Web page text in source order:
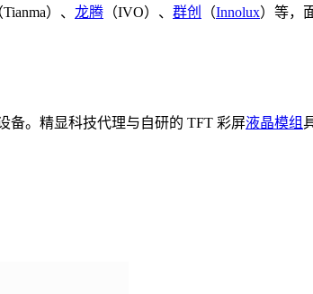
Tianma）、 龙腾 （IVO）、 群创 （Innolux）等，
备。精显科技代理与自研的 TFT 彩屏液晶模组